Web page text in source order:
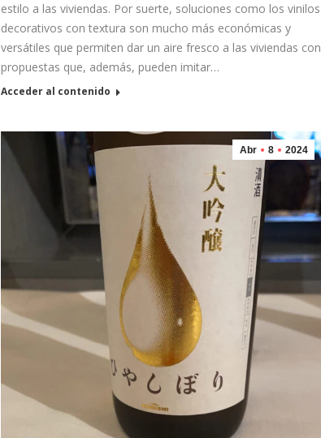
estilo a las viviendas. Por suerte, soluciones como los vinilos
decorativos con textura son mucho más económicas y
versátiles que permiten dar un aire fresco a las viviendas con
propuestas que, además, pueden imitar…
Acceder al contenido
Abr 8 2024